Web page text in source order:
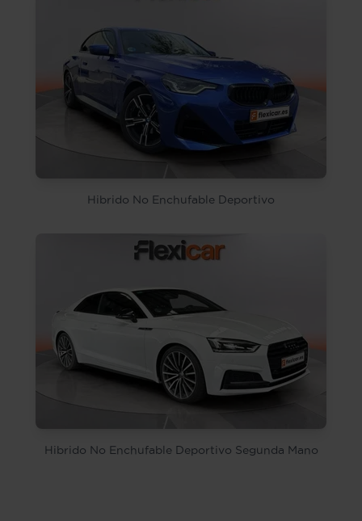
Hibrido No Enchufable Deportivo
Hibrido No Enchufable Deportivo Segunda Mano